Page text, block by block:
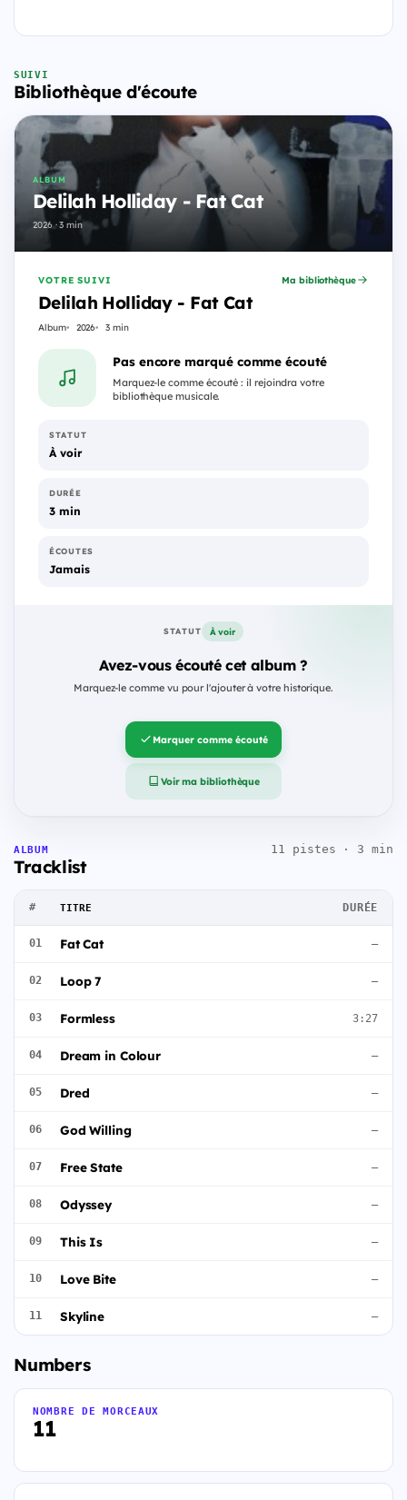
SUIVI
Bibliothèque d'écoute
ALBUM
Delilah Holliday - Fat Cat
2026 · 3 min
VOTRE SUIVI
Delilah Holliday - Fat Cat
Album 2026 3 min
Ma bibliothèque
Pas encore marqué comme écouté
Marquez-le comme écouté : il rejoindra votre
bibliothèque musicale.
STATUT
À voir
DURÉE
3 min
ÉCOUTES
Jamais
STATUT À voir
Avez-vous écouté cet album ?
Marquez-le comme vu pour l'ajouter à votre historique.
Marquer comme écouté
Voir ma bibliothèque
ALBUM
Tracklist
11 pistes · 3 min
# TITRE DURÉE
01 Fat Cat —
02 Loop 7 —
03 Formless 3:27
04 Dream in Colour —
05 Dred —
06 God Willing —
07 Free State —
08 Odyssey —
09 This Is —
10 Love Bite —
11 Skyline —
Numbers
11
NOMBRE DE MORCEAUX